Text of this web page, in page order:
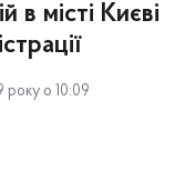
в місті Києві
року о 10:09